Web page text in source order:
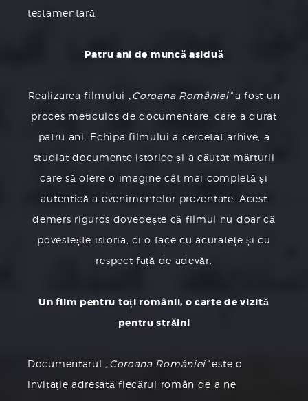
testamentară.
Patru ani de muncă asiduă
Realizarea filmului „Coroana României”a fost un
proces meticulos de documentare, care a durat
patru ani. Echipa filmului a cercetat arhive, a
studiat documente istorice și a căutat mărturii
care să ofere o imagine cât mai completă și
autentică a evenimentelor prezentate. Acest
demers riguros dovedește că filmul nu doar că
povestește istoria, ci o face cu acuratețe și cu
respect față de adevăr.
Un film pentru toți românii, o carte de vizită
pentru străini
Documentarul „Coroana României”este o
invitație adresată fiecărui român de a ne